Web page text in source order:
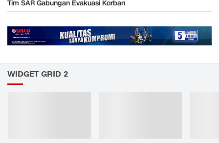
Tim SAR Gabungan Evakuasi Korban
WIDGET GRID 2